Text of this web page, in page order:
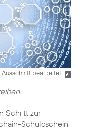
Ausschnitt bearbeitet
Schritt zur
Schuldschein